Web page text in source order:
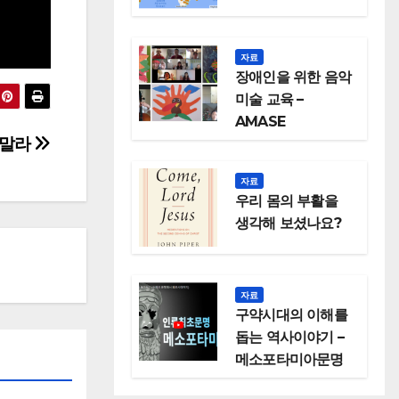
라
자료
장애인을 위한 음악
미술 교육 –
AMASE
자료
우리 몸의 부활을
생각해 보셨나요?
자료
구약시대의 이해를
돕는 역사이야기 –
메소포타미아문명